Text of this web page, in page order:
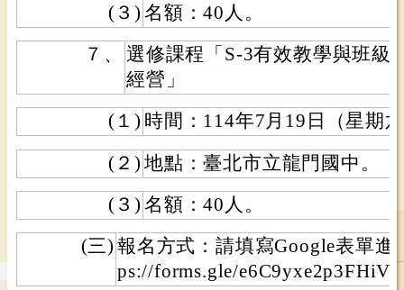
(３) 名額：40人。
７、
選修課程「S-3有效教學與班級
經營」
(１) 時間：114年7月19日（星期
(２) 地點：臺北市立龍門國中。
(３) 名額：40人。
(三) 報名方式：請填寫Google表單
ps://forms.gle/